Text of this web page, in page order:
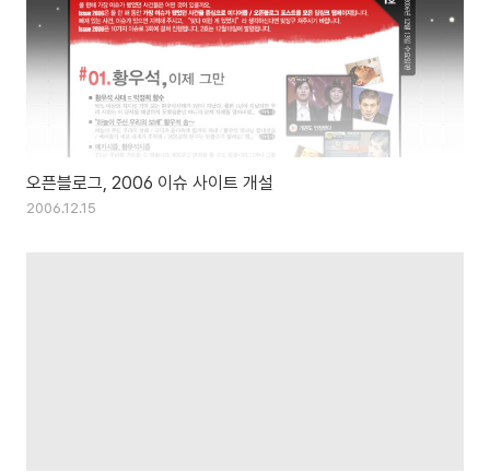
오픈블로그, 2006 이슈 사이트 개설
2006.12.15